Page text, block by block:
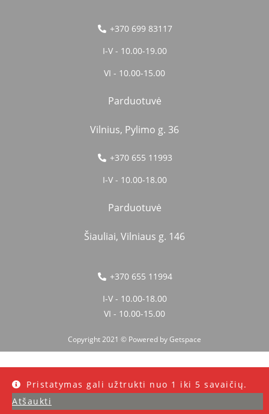
Pristatymas gali užtrukti nuo 1 iki 5 savaičių.
Atšaukti
+370 699 83117
I-V - 10.00-19.00
VI - 10.00-15.00
Parduotuvė
Vilnius, Pylimo g. 36
+370 655 11993
I-V - 10.00-18.00
Parduotuvė
Šiauliai, Vilniaus g. 146
+370 655 11994
I-V - 10.00-18.00
VI - 10.00-15.00
Copyright 2021 © Powered byGetspace